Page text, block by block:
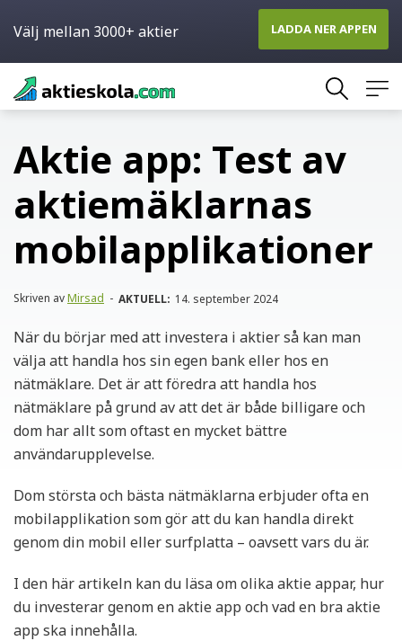
Skip
to
Aktie app: Test av
aktiemäklarnas
mobilapplikationer
Skriven avMirsad - AKTUELL: 14. september 2024
När du börjar med att investera i aktier så kan man
välja att handla hos sin egen bank eller hos en
nätmäklare. Det är att föredra att handla hos
nätmäklare på grund av att det är både billigare och
dom har allt som oftast en mycket bättre
användarupplevelse.
Dom största och bästa nätmäklarna erbjuder ofta en
mobilapplikation som gör att du kan handla direkt
genom din mobil eller surfplatta – oavsett vars du är.
I den här artikeln kan du läsa om olika aktie appar, hur
du investerar genom en aktie app och vad en bra aktie
app ska innehålla.
Välj mellan 3000+ aktier LADDA NER APPEN